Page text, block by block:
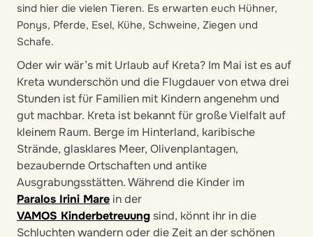
sind hier die vielen Tieren. Es erwarten euch Hühner,
Ponys, Pferde, Esel, Kühe, Schweine, Ziegen und
Schafe.
Oder wir wär’s mit Urlaub auf Kreta? Im Mai ist es auf
Kreta wunderschön und die Flugdauer von etwa drei
Stunden ist für Familien mit Kindern angenehm und
gut machbar. Kreta ist bekannt für große Vielfalt auf
kleinem Raum. Berge im Hinterland, karibische
Strände, glasklares Meer, Olivenplantagen,
bezaubernde Ortschaften und antike
Ausgrabungsstätten. Während die Kinder im
Paralos Irini Mare in der
VAMOS Kinderbetreuung sind, könnt ihr in die
Schluchten wandern oder die Zeit an der schönen